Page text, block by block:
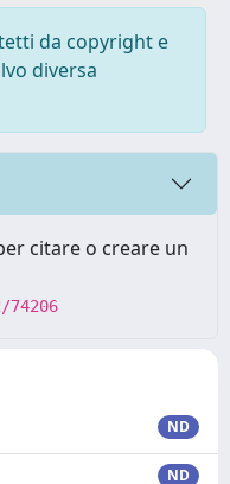
da copyright e
diversa
citare o creare un
ND
ND